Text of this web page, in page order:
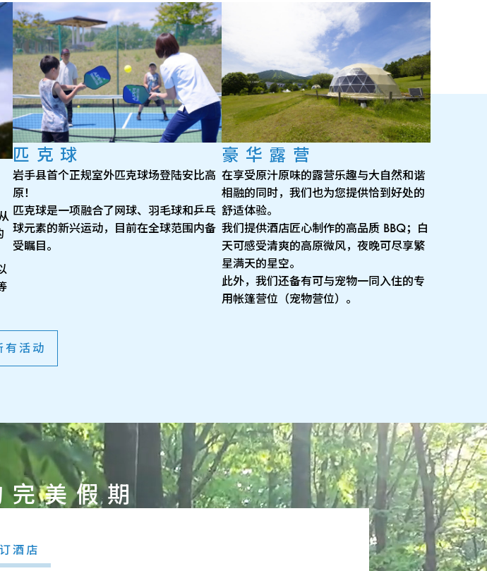
匹克球
岩手县首个正规室外匹克球场登陆安比高
原！
匹克球是一项融合了网球、羽毛球和乒乓
球元素的新兴运动，目前在全球范围内备
受瞩目。
豪华露营
在享受原汁原味的露营乐趣与大自然和谐
相融的同时，我们也为您提供恰到好处的
舒适体验。
我们提供酒店匠心制作的高品质 BBQ；白
天可感受清爽的高原微风，夜晚可尽享繁
星满天的星空。
此外，我们还备有可与宠物一同入住的专
用帐篷营位（宠物营位）。
有活动
完美假期
酒店